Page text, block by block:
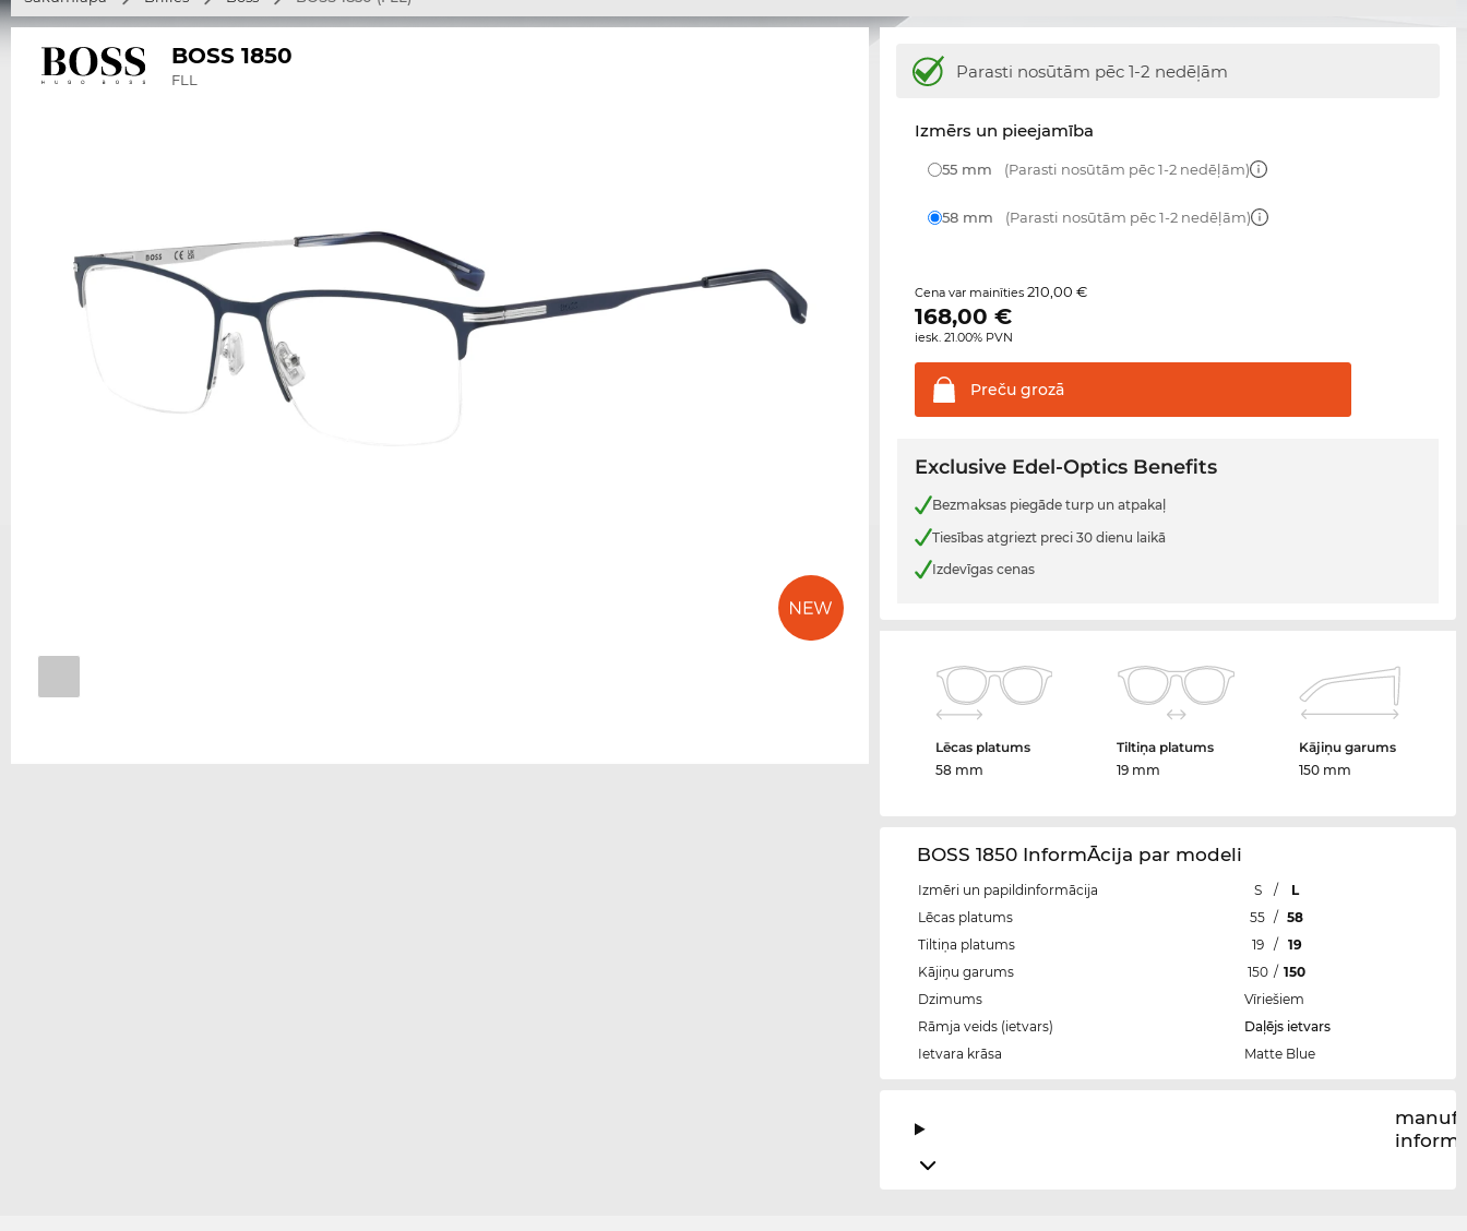
BOSS 1850
FLL Parasti nosūtām pēc 1-2 nedēļām
Izmērs un pieejamība
55 mm (Parasti nosūtām pēc 1-2 nedēļām)
58 mm (Parasti nosūtām pēc 1-2 nedēļām)
Cena var mainīties210,00 €
168,00 €
iesk. 21.00% PVN
Preču grozā
Exclusive Edel-Optics Benefits
Bezmaksas piegāde turp un atpakaļ
Tiesības atgriezt preci 30 dienu laikā
Izdevīgas cenas
Lēcas platums
58 mm
Tiltiņa platums
19 mm
Kājiņu garums
150 mm
BOSS 1850 InformĀcija par modeli
Izmēri un papildinformācija S /
L
Lēcas platums
55 / 58
Tiltiņa platums
19 / 19
Kājiņu garums
150 / 150
Dzimums
Vīriešiem
Rāmja veids (ietvars)
Daļējs ietvars
Ietvara krāsa
Matte Blue